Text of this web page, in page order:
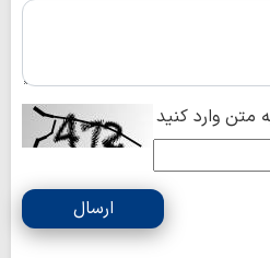
متن وارد کنید
ارسال